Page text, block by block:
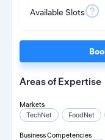
Available Slots
Areas of Expertise
Markets
TechNet
FoodNet
Business Competencies